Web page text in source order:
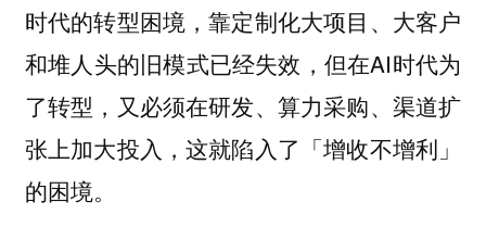
时代的转型困境，靠定制化大项目、大客户
和堆人头的旧模式已经失效，但在AI时代为
了转型，又必须在研发、算力采购、渠道扩
张上加大投入，这就陷入了「增收不增利」
的困境。